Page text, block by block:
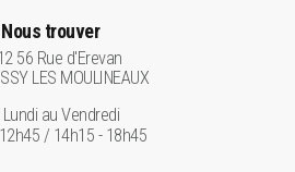
Nous trouver
56 Rue d'Erevan
LES MOULINEAUX
Lundi au Vendredi
/ 14h15 - 18h45